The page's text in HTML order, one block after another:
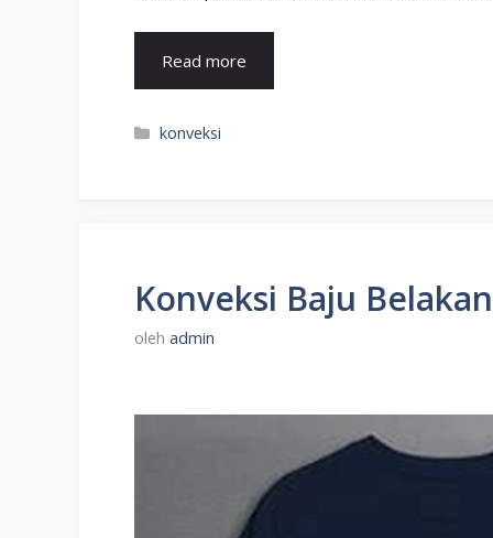
Read more
Kategori
konveksi
Konveksi Baju
oleh admin